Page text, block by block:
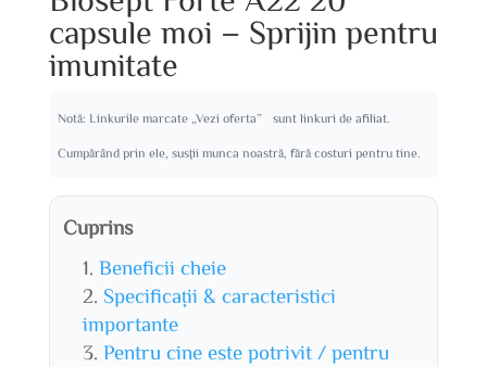
capsule moi – Sprijin pentru
imunitate
Notă: Linkurile marcate „Vezi oferta” sunt linkuri de afiliat.
Cumpărând prin ele, susții munca noastră, fără costuri pentru tine.
Cuprins
Beneficii cheie
Specificații & caracteristici
importante
Pentru cine este potrivit / pentru